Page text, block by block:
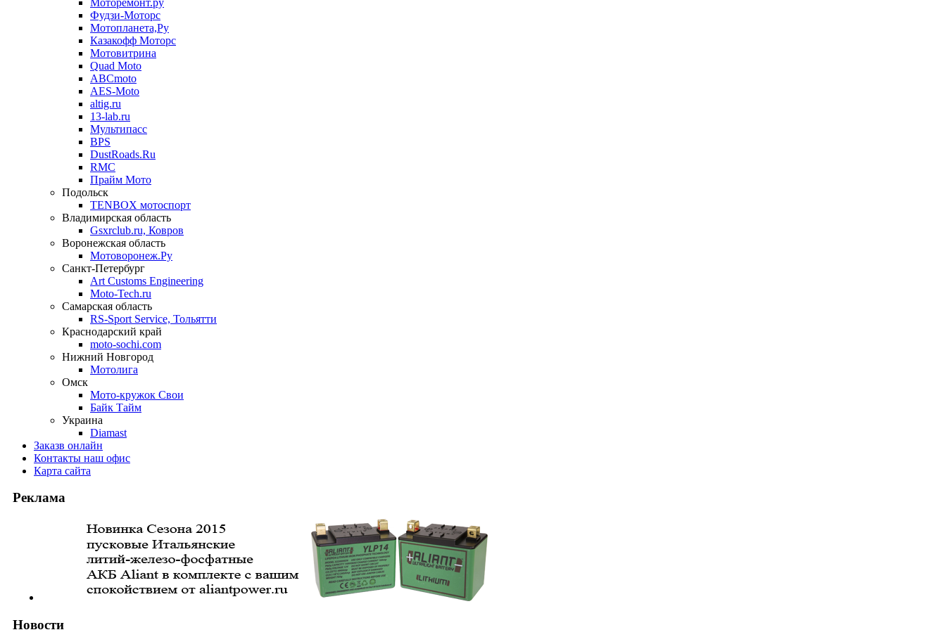
Фудзи-Моторс
Мотопланета,Ру
Казакофф Моторс
Мотовитрина
Quad Moto
ABCmoto
AES-Moto
altig.ru
13-lab.ru
Мультипасс
BPS
DustRoads.Ru
RMC
Прайм Мото
Подольск
TENBOX мотоспорт
Владимирская область
Gsxrclub.ru, Ковров
Воронежская область
Мотоворонеж.Ру
Санкт-Петербург
Art Customs Engineering
Moto-Tech.ru
Самарская область
RS-Sport Service, Тольятти
Краснодарский край
moto-sochi.com
Нижний Новгород
Мотолига
Омск
Мото-кружок Свои
Байк Тайм
Украина
Diamast
Заказв онлайн
Контакты наш офис
Карта сайта
Реклама
Новости